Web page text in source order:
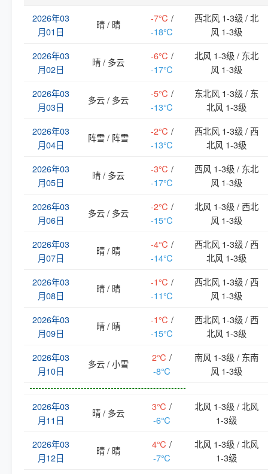
2026年03
月01日
晴 / 晴
-7℃ /
-18℃
西北风 1-3级 / 北
风 1-3级
2026年03
月02日
晴 / 多云
-6℃ /
-17℃
北风 1-3级 / 东北
风 1-3级
2026年03
月03日
多云 / 多云
-5℃ /
-13℃
东北风 1-3级 / 东
北风 1-3级
2026年03
月04日
阵雪 / 阵雪
-2℃ /
-13℃
西北风 1-3级 / 西
北风 1-3级
2026年03
月05日
晴 / 多云
-3℃ /
-17℃
西风 1-3级 / 东北
风 1-3级
2026年03
月06日
多云 / 多云
-2℃ /
-15℃
北风 1-3级 / 西北
风 1-3级
2026年03
月07日
晴 / 晴
-4℃ /
-14℃
西北风 1-3级 / 西
北风 1-3级
2026年03
月08日
晴 / 晴
-1℃ /
-11℃
西北风 1-3级 / 西
风 1-3级
2026年03
月09日
晴 / 晴
-1℃ /
-15℃
西北风 1-3级 / 西
北风 1-3级
2026年03
月10日
多云 / 小雪
2℃ /
-8℃
南风 1-3级 / 东南
风 1-3级
2026年03
月11日
晴 / 多云
3℃ /
-6℃
北风 1-3级 / 北风
1-3级
2026年03
月12日
晴 / 晴
4℃ /
-7℃
北风 1-3级 / 北风
1-3级